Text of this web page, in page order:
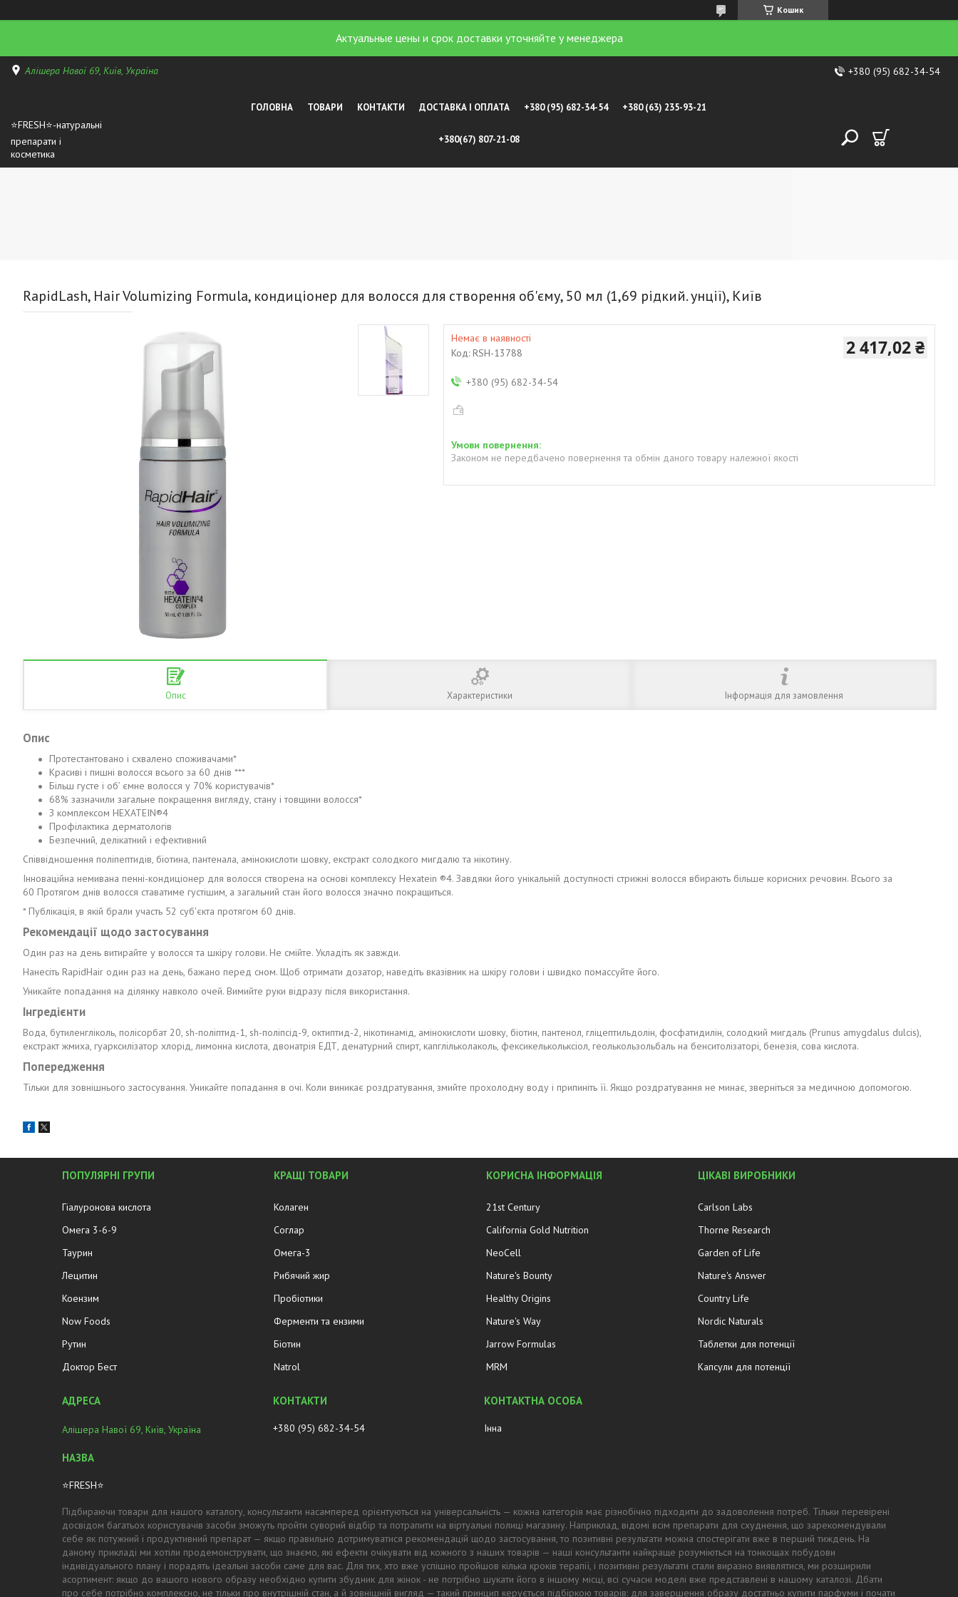
Кошик
Актуальные цены и срок доставки уточняйте у менеджера
Алішера Навої 69, Київ, Україна +380 (95) 682-34-54
⭐FRESH⭐-натуральні
препарати і
косметика
ГОЛОВНА ТОВАРИ КОНТАКТИ ДОСТАВКА І ОПЛАТА +380 (95) 682-34-54 +380 (63) 235-93-21
+380(67) 807-21-08
RapidLash, Hair Volumizing Formula, кондиціонер для волосся для створення об'єму, 50 мл (1,69 рідкий. унції), Київ
Немає в наявності
Код: RSH-13788 2 417,02 ₴
+380 (95) 682-34-54
Законом не передбачено повернення та обмін даного товару належної якості
Опис Характеристики Інформація для замовлення
Опис
Протестантовано і схвалено споживачами*
Красиві і пишні волосся всього за 60 днів ***
Більш густе і об’ ємне волосся у 70% користувачів*
68% зазначили загальне покращення вигляду, стану і товщини волосся*
З комплексом HEXATEIN®4
Профілактика дерматологів
Безпечний, делікатний і ефективний
Співвідношення поліпептидів, біотина, пантенала, амінокислоти шовку, екстракт солодкого мигдалю та нікотину.
Інноваційна немивана пенні-кондиціонер для волосся створена на основі комплексу Hexatein ®4. Завдяки його унікальній доступності стрижні волосся вбирають більше корисних речовин. Всього за
60 Протягом днів волосся ставатиме густішим, а загальний стан його волосся значно покращиться.
* Публікація, в якій брали участь 52 суб'єкта протягом 60 днів.
Рекомендації щодо застосування
Один раз на день витирайте у волосся та шкіру голови. Не смійте. Укладіть як завжди.
Нанесіть RapidHair один раз на день, бажано перед сном. Щоб отримати дозатор, наведіть вказівник на шкіру голови і швидко помассуйте його.
Уникайте попадання на ділянку навколо очей. Вимийте руки відразу після використання.
Інгредієнти
Вода, бутиленгліколь, полісорбат 20, sh-поліптид-1, sh-поліпсід-9, октиптид-2, нікотинамід, амінокислоти шовку, біотин, пантенол, гліцептильдолін, фосфатидилін, солодкий мигдаль (Prunus amygdalus dulcis),
екстракт жмиха, гуарксилізатор хлорід, лимонна кислота, двонатрія ЕДТ, денатурний спирт, капглільколаколь, фексикелькольксіол, геолькользольбаль на бенситолізаторі, бенезія, сова кислота.
Попередження
Тільки для зовнішнього застосування. Уникайте попадання в очі. Коли виникає роздратування, змийте прохолодну воду і припиніть її. Якщо роздратування не минає, зверніться за медичною допомогою.
ПОПУЛЯРНІ ГРУПИ
Гіалуронова кислота
Омега 3-6-9
Таурин
Лецитин
Коензим
Now Foods
Рутин
Доктор Бест
КРАЩІ ТОВАРИ
Колаген
Соглар
Омега-3
Рибячий жир
Пробіотики
Ферменти та ензими
Біотин
Natrol
КОРИСНА ІНФОРМАЦІЯ
21st Century
California Gold Nutrition
NeoCell
Nature's Bounty
Healthy Origins
Nature's Way
Jarrow Formulas
MRM
ЦІКАВІ ВИРОБНИКИ
Carlson Labs
Thorne Research
Garden of Life
Nature's Answer
Country Life
Nordic Naturals
Таблетки для потенції
Капсули для потенції
Алішера Навої 69, Київ, Україна
⭐FRESH⭐
+380 (95) 682-34-54 Інна
Підбираючи товари для нашого каталогу, консультанти насамперед орієнтуються на універсальність — кожна категорія має різнобічно підходити до задоволення потреб. Тільки перевірені
досвідом багатьох користувачів засоби зможуть пройти суворий відбір та потрапити на віртуальні полиці магазину. Наприклад, відомі всім препарати для схуднення, що зарекомендували
себе як потужний і продуктивний препарат — якщо правильно дотримуватися рекомендацій щодо застосування, то позитивні результати можна спостерігати вже в перший тиждень. На
даному прикладі ми хотіли продемонструвати, що знаємо, які ефекти очікувати від кожного з наших товарів — наші консультанти найкраще розуміються на тонкощах побудови
індивідуального плану і порадять ідеальні засоби саме для вас. Для тих, хто вже успішно пройшов кілька кроків терапії, і позитивні результати стали виразно виявлятися, ми розширили
асортимент: якщо до вашого нового образу необхідно купити збудник для жінок - не потрібно шукати його в іншому місці, всі сучасні моделі вже представлені в нашому каталозі. Дбати
про себе потрібно комплексно, не тільки про внутрішній стан, а й зовнішній вигляд — такий принцип керується підбіркою товарів: для завершення образу достатньо купити парфуми і почати